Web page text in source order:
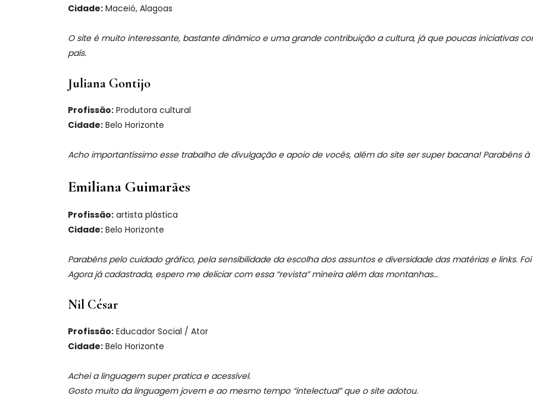
Cidade: Maceió, Alagoas
O site é muito interessante, bastante dinâmico e uma grande contribuição a cultura, já que poucas iniciativas
país.
Juliana Gontijo
Profissão: Produtora cultural
Cidade: Belo Horizonte
Acho importantíssimo esse trabalho de divulgação e apoio de vocês, além do site ser super bacana! Parabéns
Emiliana Guimarães
Profissão: artista plástica
Cidade: Belo Horizonte
Parabéns pelo cuidado gráfico, pela sensibilidade da escolha dos assuntos e diversidade das matérias e links.
Agora já cadastrada, espero me deliciar com essa “revista” mineira além das montanhas…
Nil César
Profissão: Educador Social / Ator
Cidade: Belo Horizonte
Achei a linguagem super pratica e acessível.
Gosto muito da linguagem jovem e ao mesmo tempo “intelectual” que o site adotou.